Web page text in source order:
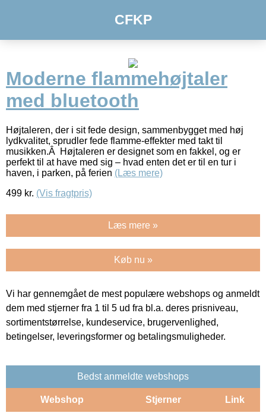
CFKP
Moderne flammehøjtaler
med bluetooth
Højtaleren, der i sit fede design, sammenbygget med høj
lydkvalitet, sprudler fede flamme-effekter med takt til
musikken.Â Højtaleren er designet som en fakkel, og er
perfekt til at have med sig – hvad enten det er til en tur i
haven, i parken, på ferien (Læs mere)
499 kr. (Vis fragtpris)
Læs mere »
Køb nu »
Vi har gennemgået de mest populære webshops og anmeldt
dem med stjerner fra 1 til 5 ud fra bl.a. deres prisniveau,
sortimentstørrelse, kundeservice, brugervenlighed,
betingelser, leveringsformer og betalingsmuligheder.
Bedst anmeldte webshops
Webshop Stjerner Link